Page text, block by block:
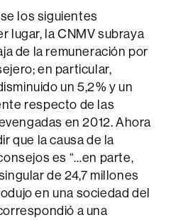
los siguientes
lugar, la CNMV subraya
de la remuneración por
en particular,
un 5,2% y un
respecto de las
en 2012. Ahora
que la causa de la
es “…en parte,
de 24,7 millones
en una sociedad del
a una